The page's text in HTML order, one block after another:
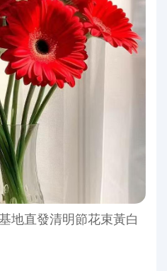
地直發清明節花束黃白